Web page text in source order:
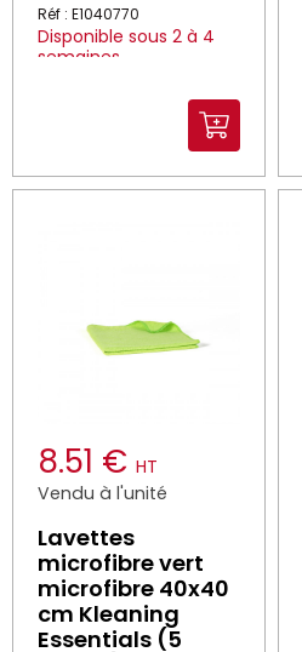
Réf : E1040770
Disponible sous 2 à 4
semaines
8.51 € HT
Vendu à l'unité
Lavettes
microfibre vert
microfibre 40x40
cm Kleaning
Essentials (5